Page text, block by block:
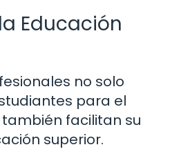
Educación
no solo
para el
facilitan su
superior.